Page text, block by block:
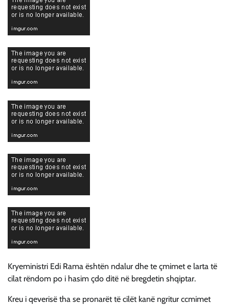
Kryeministri Edi Rama ështën ndalur dhe te çmimet e larta të
cilat rëndom po i hasim çdo ditë në bregdetin shqiptar.
Kreu i qeverisë tha se pronarët të cilët kanë ngritur ccmimet